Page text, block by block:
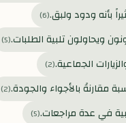
بأنه ودود ولبق.(
6
)
ويحاولون تلبية الطلبات.(
5
)
الجماعية.(
2
)
مقارنةً بالأجواء والجودة.(
2
)
في عدة مراجعات.(
5
)